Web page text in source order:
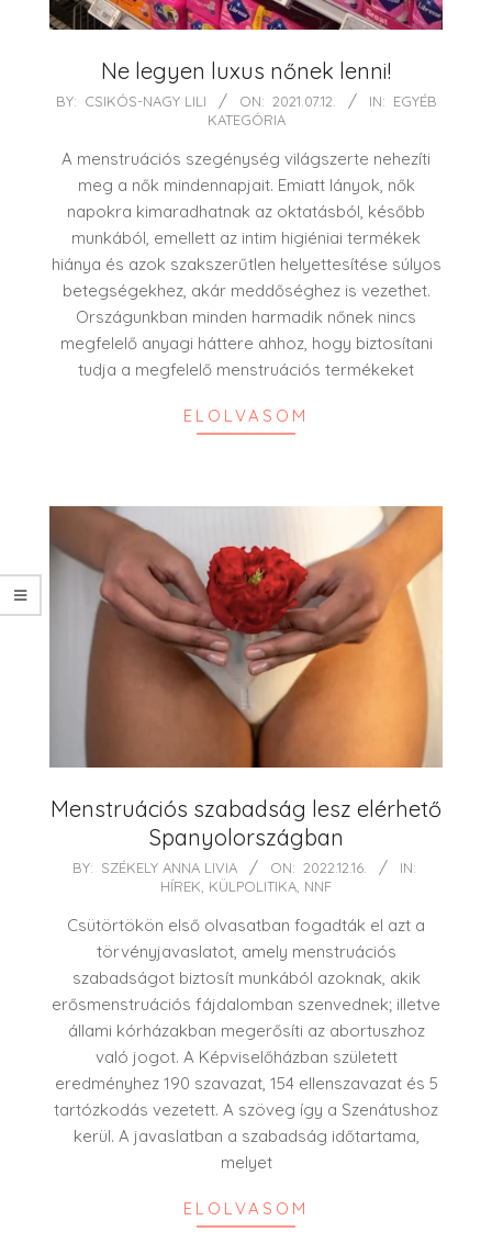
Ne legyen luxus nőnek lenni!
2021-
BY: CSIKÓS-NAGY LILI ON: 2021.07.12. IN: EGYÉB
KATEGÓRIA
A menstruációs szegénység világszerte nehezíti
meg a nők mindennapjait. Emiatt lányok, nők
napokra kimaradhatnak az oktatásból, később
munkából, emellett az intim higiéniai termékek
hiánya és azok szakszerűtlen helyettesítése súlyos
betegségekhez, akár meddőséghez is vezethet.
Országunkban minden harmadik nőnek nincs
megfelelő anyagi háttere ahhoz, hogy biztosítani
tudja a megfelelő menstruációs termékeket
ELOLVASOM
Menstruációs szabadság lesz elérhető
Spanyolországban
2022-
BY: SZÉKELY ANNA LIVIA ON: 2022.12.16.
IN:
HÍREK KÜLPOLITIKA NNF
Csütörtökön első olvasatban fogadták el azt a
törvényjavaslatot, amely menstruációs
szabadságot biztosít munkából azoknak, akik
erősmenstruációs fájdalomban szenvednek; illetve
állami kórházakban megerősíti az abortuszhoz
való jogot. A Képviselőházban született
eredményhez 190 szavazat, 154 ellenszavazat és 5
tartózkodás vezetett. A szöveg így a Szenátushoz
kerül. A javaslatban a szabadság időtartama,
melyet
ELOLVASOM